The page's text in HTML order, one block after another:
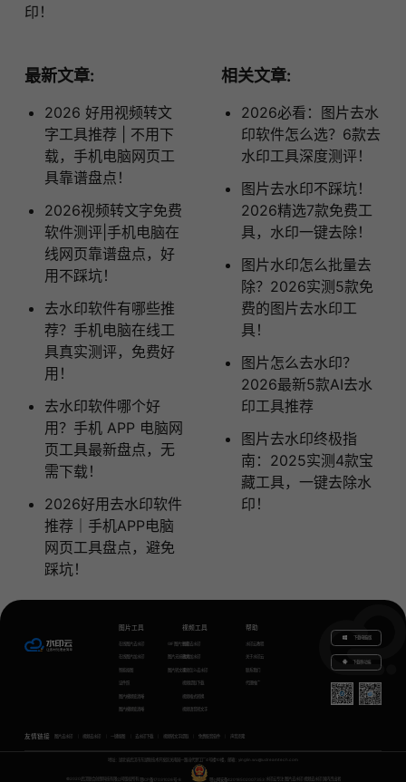
印！
最新文章:
2026 好用视频转文
字工具推荐 | 不用下
载，手机电脑网页工
具靠谱盘点！
2026视频转文字免费
软件测评|手机电脑在
线网页靠谱盘点，好
用不踩坑！
去水印软件有哪些推
荐？手机电脑在线工
具真实测评，免费好
用！
去水印软件哪个好
用？手机 APP 电脑网
页工具最新盘点，无
需下载！
2026好用去水印软件
推荐｜手机APP电脑
网页工具盘点，避免
踩坑！
相关文章:
2026必看：图片去水
印软件怎么选？6款去
水印工具深度测评！
图片去水印不踩坑！
2026精选7款免费工
具，水印一键去除！
图片水印怎么批量去
除？2026实测5款免
费的图片去水印工
具！
图片怎么去水印？
2026最新5款AI去水
印工具推荐
图片去水印终极指
南：2025实测4款宝
藏工具，一键去除水
印！
图片工具
在线图片去水印
在线图片加水印
智能抠图
证件照
图片模糊变清晰
图片模糊变清晰
GIF图片生成
图片无损放大
图片转文字
视频工具
视频去水印
视频加水印
视频怎么去水印
视频提取下载
视频格式转换
视频语音转文字
帮助
水印云教程
关于水印云
联系我们
代理推广
下载电脑版
下载移动端
友情链接 图片去水印 视频去水印 一键抠图 去水印下载 视频转文字提取 免费配音软件
地址：湖北省武汉市东湖新技术开发区关南园一路当代梦工厂4号楼10楼，邮箱：yinglin.wu@udreamtech.com
©2020武汉联合创想科技有限公司版权所有 鄂ICP备17031026号-8 鄂公网安备42018502007353 水印云专注 图片去水印 视频去水印 国内杰出者